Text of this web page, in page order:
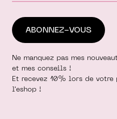
Ne manquez pas mes
et mes conseils !
Et recevez 10% lors de votre
l'eshop !